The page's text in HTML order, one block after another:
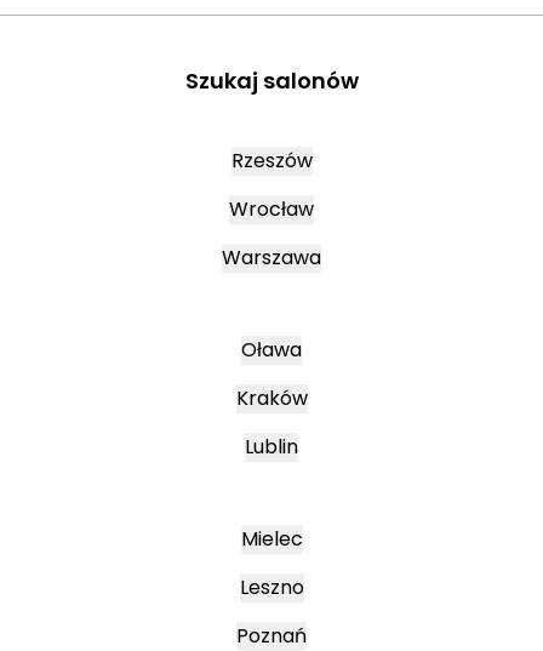
Szukaj salonów
Rzeszów
Wrocław
Warszawa
Oława
Kraków
Lublin
Mielec
Leszno
Poznań